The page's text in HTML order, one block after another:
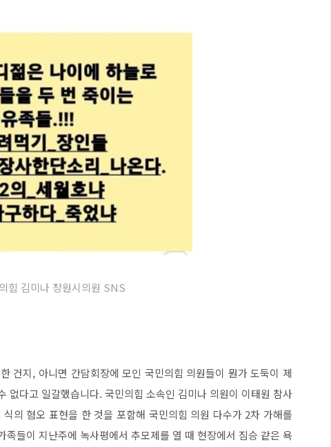
힘 김미나 창원시의원 SNS
건지, 아니면 간담회장에 모인 국민의힘 의원들이 뭔가 도둑이 제
없다고 일갈했습니다. 국민의힘 소속인 김미나 의원이 이태원 참사
의 혐오 표현을 한 것을 포함해 국민의힘 의원 다수가 2차 가해를
들이 지난주에 녹사평에서 추모제를 열 때 현장에서 짐승 같은 욕